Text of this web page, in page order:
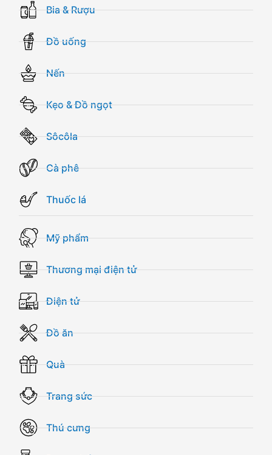
Bia & Rượu
Đồ uống
Nến
Kẹo & Đồ ngọt
Sôcôla
Cà phê
Thuốc lá
Mỹ phẩm
Thương mại điện tử
Điện tử
Đồ ăn
Quà
Trang sức
Thú cưng